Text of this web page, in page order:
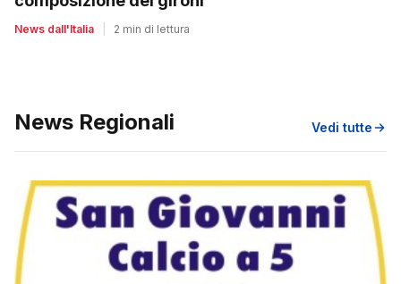
News dall'Italia 2 min di lettura
News Regionali Vedi tutte